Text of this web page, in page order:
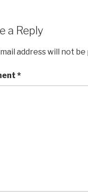
a Reply
address will not be
*